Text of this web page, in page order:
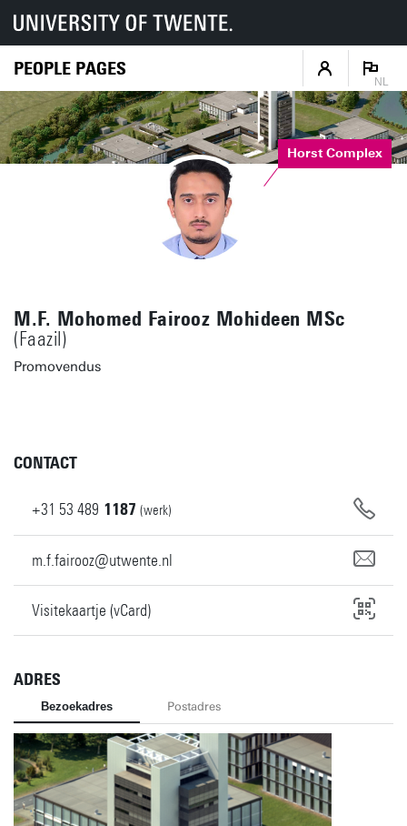
PEOPLE PAGES
NL
Horst Complex
M.F. Mohomed Fairooz Mohideen MSc
(Faazil)
Promovendus
CONTACT
+31 53 489 1187 (werk)
m.f.fairooz@utwente.nl
Visitekaartje (vCard)
ADRES
Bezoekadres Postadres